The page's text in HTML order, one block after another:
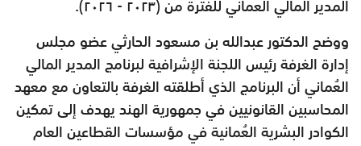
ووضح الدكتور عبدالله بن مسعود الحارثي عضو مجلس
إدارة الغرفة رئيس اللجنة الإشرافية لبرنامج المدير المالي
العُماني أن البرنامج الذي أطلقته الغرفة بالتعاون مع معهد
المحاسبين القانونيين في جمهورية الهند يهدف إلى تمكين
الكوادر البشرية العُمانية في مؤسسات القطاعين العام